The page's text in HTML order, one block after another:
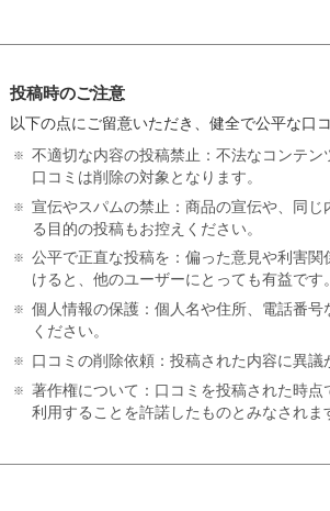
投稿時のご注意
以下の点にご留意いただき、健全で公平な口
不適切な内容の投稿禁止：不法なコンテ
口コミは削除の対象となります。
宣伝やスパムの禁止：商品の宣伝や、同
る目的の投稿もお控えください。
公平で正直な投稿を：偏った意見や利害
けると、他のユーザーにとっても有益です。
個人情報の保護：個人名や住所、電話番
ください。
口コミの削除依頼：投稿された内容に異
著作権について：口コミを投稿された時
利用することを許諾したものとみなされま